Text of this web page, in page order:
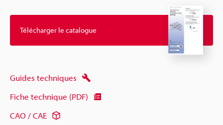
Télécharger le catalogue
Guides techniques
Fiche technique (PDF)
CAO / CAE